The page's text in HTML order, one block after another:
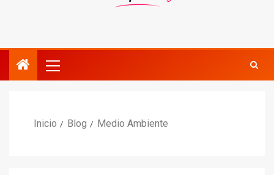
Inicio Blog Medio Ambiente